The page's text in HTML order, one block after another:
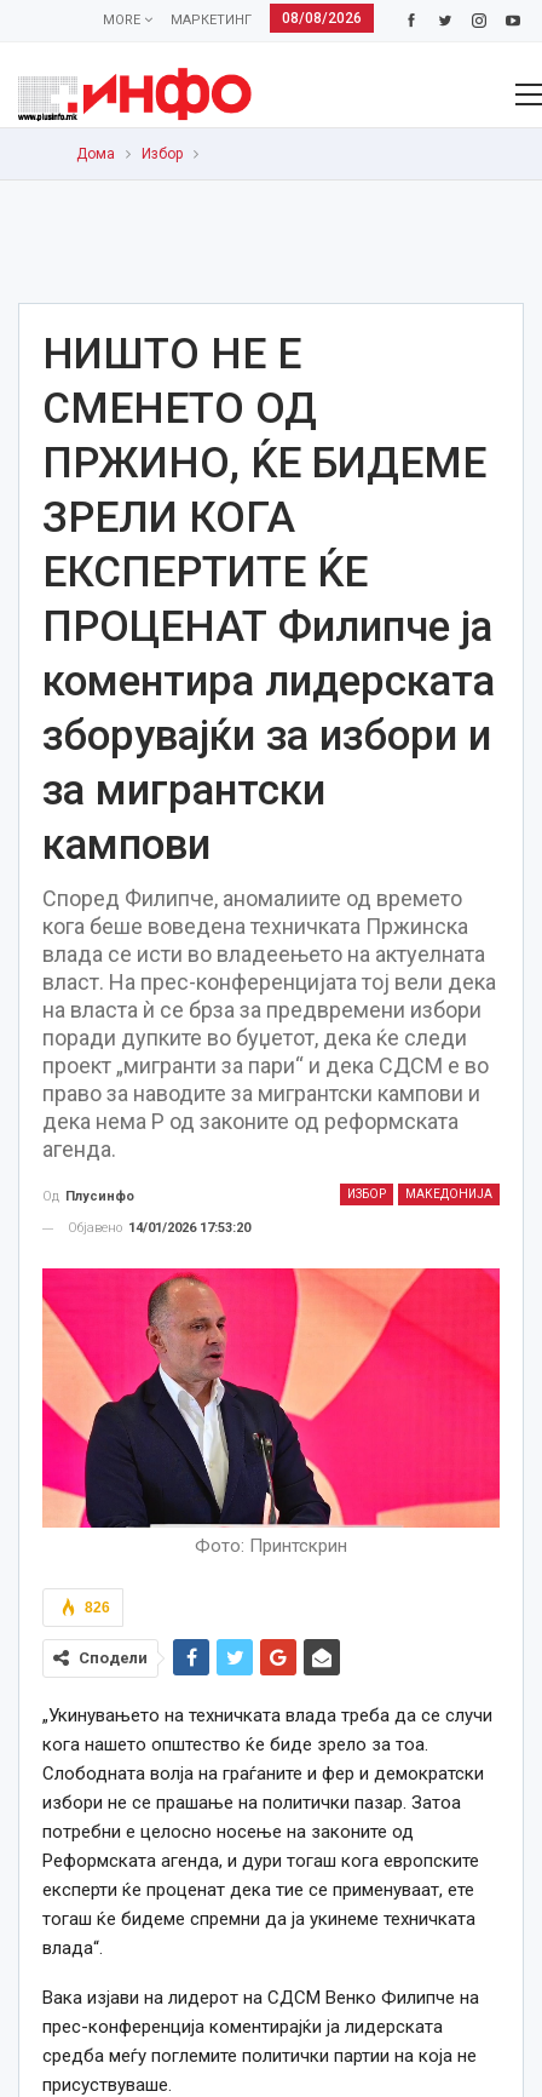
08/08/2026
МАРКЕТИНГ
MORE
Дома Избор
НИШТО НЕ Е
СМЕНЕТО ОД
ПРЖИНО, ЌЕ БИДЕМЕ
ЗРЕЛИ КОГА
ЕКСПЕРТИТЕ ЌЕ
ПРОЦЕНАТ Филипче ја
коментира лидерската
зборувајќи за избори и
за мигрантски
кампови
Според Филипче, аномалиите од времето
кога беше воведена техничката Пржинска
влада се исти во владеењето на актуелната
власт. На прес-конференцијата тој вели дека
на власта ѝ се брза за предвремени избори
поради дупките во буџетот, дека ќе следи
проект „мигранти за пари“ и дека СДСМ е во
право за наводите за мигрантски кампови и
дека нема Р од законите од реформската
агенда.
ИЗБОР МАКЕДОНИЈА
Од Плусинфо
Објавено 14/01/2026 17:53:20
Фото: Принтскрин
826
Сподели
„Укинувањето на техничката влада треба да се случи
кога нашето општество ќе биде зрело за тоа.
Слободната волја на граѓаните и фер и демократски
избори не се прашање на политички пазар. Затоа
потребни е целосно носење на законите од
Реформската агенда, и дури тогаш кога европските
експерти ќе проценат дека тие се применуваат, ете
тогаш ќе бидеме спремни да ја укинеме техничката
влада“.
Вака изјави на лидерот на СДСМ Венко Филипче на
прес-конференција коментирајќи ја лидерската
средба меѓу поглемите политички партии на која не
присуствуваше.